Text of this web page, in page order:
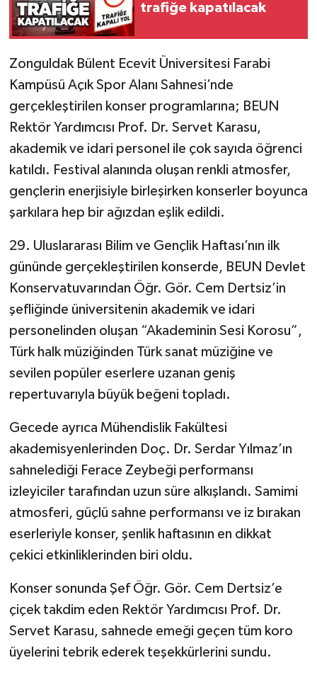
trafiğe kapatılacak
Zonguldak Bülent Ecevit Üniversitesi Farabi
Kampüsü Açık Spor Alanı Sahnesi’nde
gerçekleştirilen konser programlarına; BEUN
Rektör Yardımcısı Prof. Dr. Servet Karasu,
akademik ve idari personel ile çok sayıda öğrenci
katıldı. Festival alanında oluşan renkli atmosfer,
gençlerin enerjisiyle birleşirken konserler boyunca
şarkılara hep bir ağızdan eşlik edildi.
29. Uluslararası Bilim ve Gençlik Haftası’nın ilk
gününde gerçekleştirilen konserde, BEUN Devlet
Konservatuvarından Öğr. Gör. Cem Dertsiz’in
şefliğinde üniversitenin akademik ve idari
personelinden oluşan “Akademinin Sesi Korosu”,
Türk halk müziğinden Türk sanat müziğine ve
sevilen popüler eserlere uzanan geniş
repertuvarıyla büyük beğeni topladı.
Gecede ayrıca Mühendislik Fakültesi
akademisyenlerinden Doç. Dr. Serdar Yılmaz’ın
sahnelediği Ferace Zeybeği performansı
izleyiciler tarafından uzun süre alkışlandı. Samimi
atmosferi, güçlü sahne performansı ve iz bırakan
eserleriyle konser, şenlik haftasının en dikkat
çekici etkinliklerinden biri oldu.
Konser sonunda Şef Öğr. Gör. Cem Dertsiz’e
çiçek takdim eden Rektör Yardımcısı Prof. Dr.
Servet Karasu, sahnede emeği geçen tüm koro
üyelerini tebrik ederek teşekkürlerini sundu.
Resmi İlan
Röportaj
Sağlık
SİYASET
Spor
Yaşam